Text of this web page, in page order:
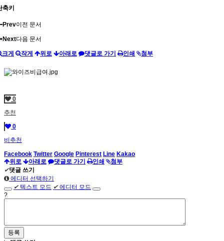
축키
Prev이전 문서
Next다음 문서
크게 작게 위로 아래로 댓글로 가기 인쇄 첨부
0
추천
0
비추천
Facebook Twitter Google Pinterest Line Kakao
위로
아래로 댓글로 가기 인쇄
첨부
✔댓글 쓰기
에디터 선택하기
✔ 텍스트 모드 ✔에디터 모드
?